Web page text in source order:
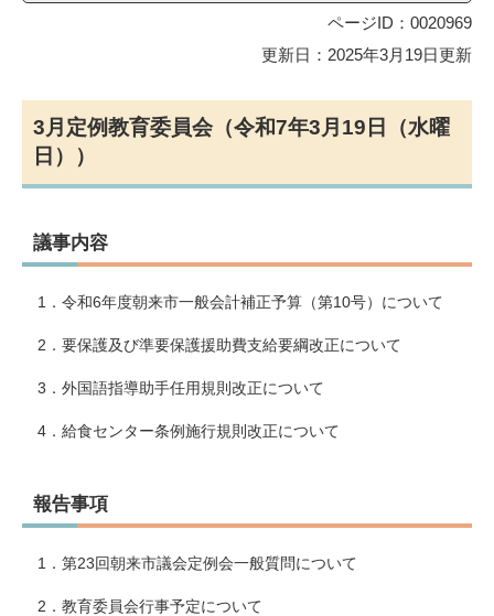
ページID：0020969
更新日：2025年3月19日更新
3月定例教育委員会（令和7年3月19日（水曜
日））
議事内容
1．令和6年度朝来市一般会計補正予算（第10号）について
2．要保護及び準要保護援助費支給要綱改正について
3．外国語指導助手任用規則改正について
4．給食センター条例施行規則改正について
報告事項
1．第23回朝来市議会定例会一般質問について
2．教育委員会行事予定について